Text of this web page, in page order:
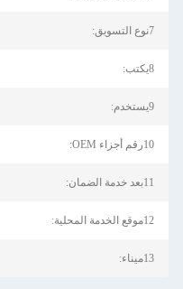
7نوع التسويق:
8يكتب:
9يستخدم:
10رقم أجزاء OEM:
11بعد خدمة الضمان:
12موقع الخدمة المحلية:
13ميناء: